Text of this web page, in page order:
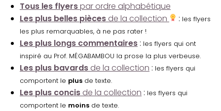
Tous les flyerspar ordre alphabétique
Les plus belles pièces de la collection : les flyers
les plus remarquables, à ne pas rater !
Les plus longs commentaires : les flyers qui ont
inspiré au Prof. MÉGABAMBOU la prose la plus verbeuse.
Les plus bavards de la collection : les flyers qui
comportent le plus de texte.
Les plus concis de la collection : les flyers qui
comportent le moins de texte.